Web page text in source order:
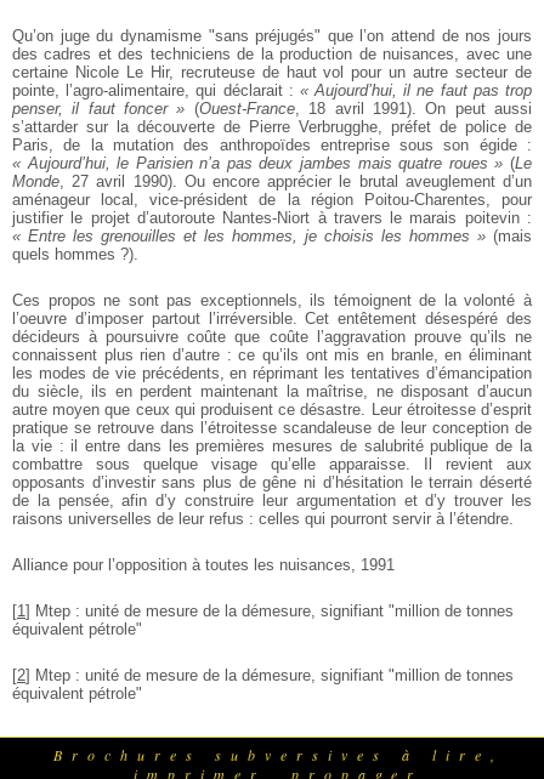
Qu’on juge du dynamisme "sans préjugés" que l’on attend de nos jours
des cadres et des techniciens de la production de nuisances, avec une
certaine Nicole Le Hir, recruteuse de haut vol pour un autre secteur de
pointe, l’agro-alimentaire, qui déclarait : « Aujourd’hui, il ne faut pas trop
penser, il faut foncer » (Ouest-France, 18 avril 1991). On peut aussi
s’attarder sur la découverte de Pierre Verbrugghe, préfet de police de
Paris, de la mutation des anthropoïdes entreprise sous son égide :
« Aujourd’hui, le Parisien n’a pas deux jambes mais quatre roues » (Le
Monde , 27 avril 1990). Ou encore apprécier le brutal aveuglement d’un
aménageur local, vice-président de la région Poitou-Charentes, pour
justifier le projet d’autoroute Nantes-Niort à travers le marais poitevin :
« Entre les grenouilles et les hommes, je choisis les hommes » (mais
quels hommes ?).
Ces propos ne sont pas exceptionnels, ils témoignent de la volonté à
l’oeuvre d’imposer partout l’irréversible. Cet entêtement désespéré des
décideurs à poursuivre coûte que coûte l’aggravation prouve qu’ils ne
connaissent plus rien d’autre : ce qu’ils ont mis en branle, en éliminant
les modes de vie précédents, en réprimant les tentatives d’émancipation
du siècle, ils en perdent maintenant la maîtrise, ne disposant d’aucun
autre moyen que ceux qui produisent ce désastre. Leur étroitesse d’esprit
pratique se retrouve dans l’étroitesse scandaleuse de leur conception de
la vie : il entre dans les premières mesures de salubrité publique de la
combattre sous quelque visage qu’elle apparaisse. Il revient aux
opposants d’investir sans plus de gêne ni d’hésitation le terrain déserté
de la pensée, afin d’y construire leur argumentation et d’y trouver les
raisons universelles de leur refus : celles qui pourront servir à l’étendre.
Alliance pour l’opposition à toutes les nuisances, 1991
[1] Mtep : unité de mesure de la démesure, signifiant "million de tonnes
équivalent pétrole"
[2] Mtep : unité de mesure de la démesure, signifiant "million de tonnes
équivalent pétrole"
Brochures subversives à lire,
imprimer, propager